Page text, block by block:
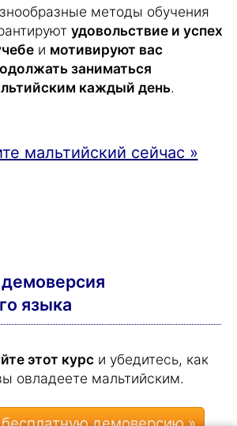
методы обучения
удовольствие и успех
и мотивируют вас
заниматься
каждый день.
мальтийский сейчас »
языка
этот курси убедитесь, как
овладеете мальтийским.